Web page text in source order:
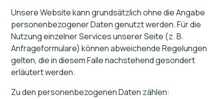
Unsere Website kann grundsätzlich ohne die Angabe
personenbezogener Daten genutzt werden. Für die
Nutzung einzelner Services unserer Seite (z. B.
Anfrageformulare) können abweichende Regelungen
gelten, die in diesem Falle nachstehend gesondert
erläutert werden.
Zu den personenbezogenen Daten zählen: